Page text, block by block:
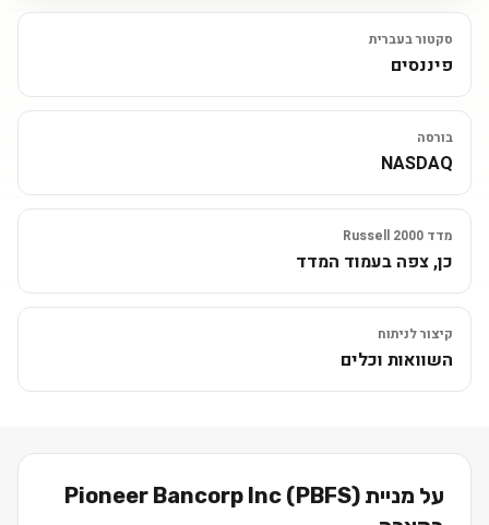
סקטור בעברית
פיננסים
בורסה
NASDAQ
מדד Russell 2000
כן, צפה בעמוד המדד
קיצור לניתוח
השוואות וכלים
על מניית Pioneer Bancorp Inc (PBFS)